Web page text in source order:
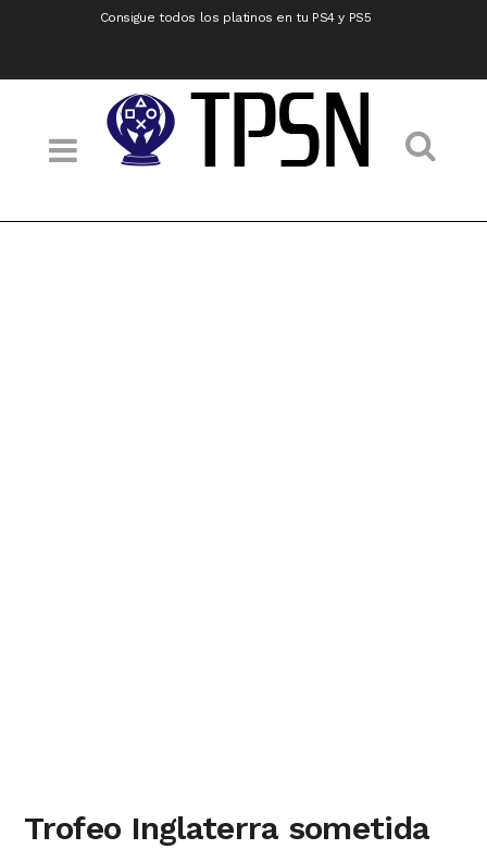
Consigue todos los platinos en tu PS4 y PS5
Trofeo Inglaterra sometida